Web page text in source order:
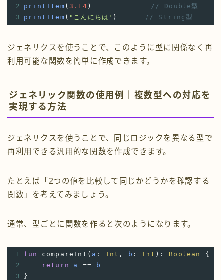
2
printItem ( 3.14 )
// Double型
3
printItem ( "こんにちは" ) // String型
ジェネリクスを使うことで、このように型に関係なく再
利用可能な関数を簡単に作成できます。
ジェネリック関数の使用例｜複数型への対応を
実現する方法
ジェネリクスを使うことで、同じロジックを異なる型で
再利用できる汎用的な関数を作成できます。
たとえば「2つの値を比較して同じかどうかを確認する
関数」を考えてみましょう。
通常、型ごとに関数を作ると次のようになります。
1 fun compareInt ( a : Int , b : Int ): Boolean
{
2
return a ==
b
3
}